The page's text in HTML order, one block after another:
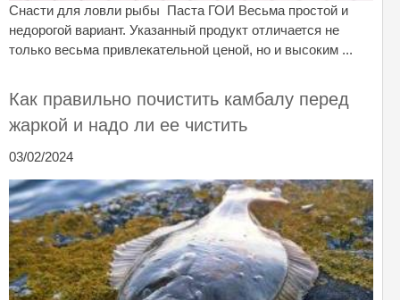
Снасти для ловли рыбы Паста ГОИ Весьма простой и
недорогой вариант. Указанный продукт отличается не
только весьма привлекательной ценой, но и высоким ...
Как правильно почистить камбалу перед
жаркой и надо ли ее чистить
03/02/2024